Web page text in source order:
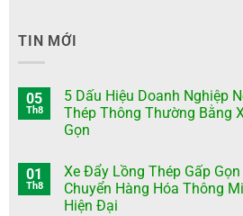
TIN MỚI
05
Th8
5 Dấu Hiệu Doanh Nghiệp
Thép Thông Thường Bằng
Gọn
01
Th8
Xe Đẩy Lồng Thép Gấp
Chuyển Hàng Hóa Thông
Hiện Đại